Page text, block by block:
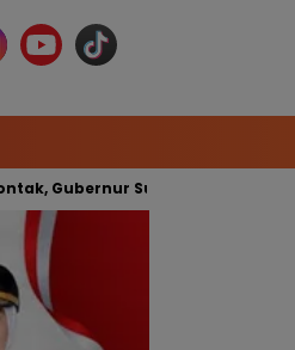
Sulsel: Kita Kerahkan